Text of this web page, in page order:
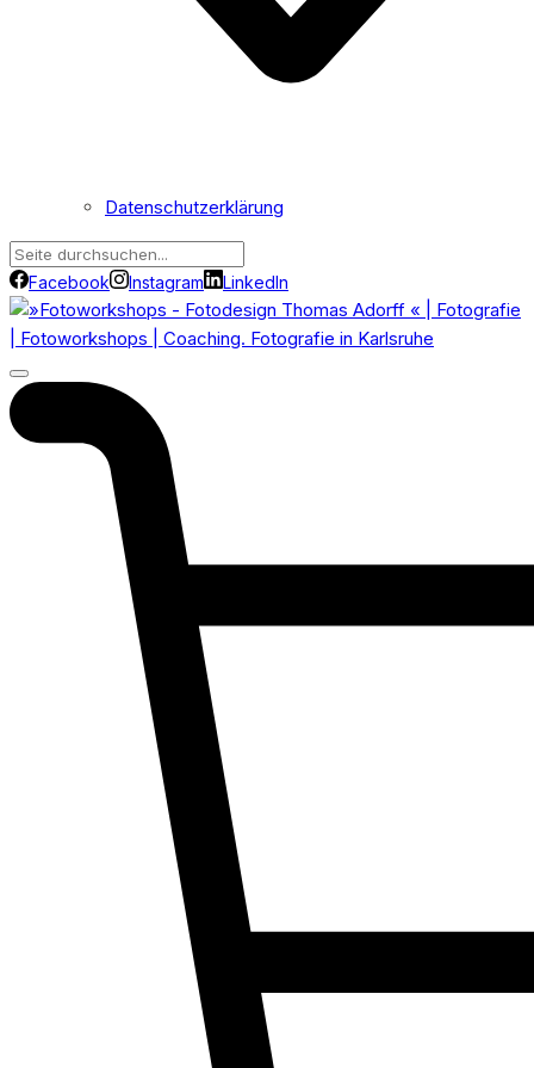
Datenschutzerklärung
Facebook Instagram LinkedIn